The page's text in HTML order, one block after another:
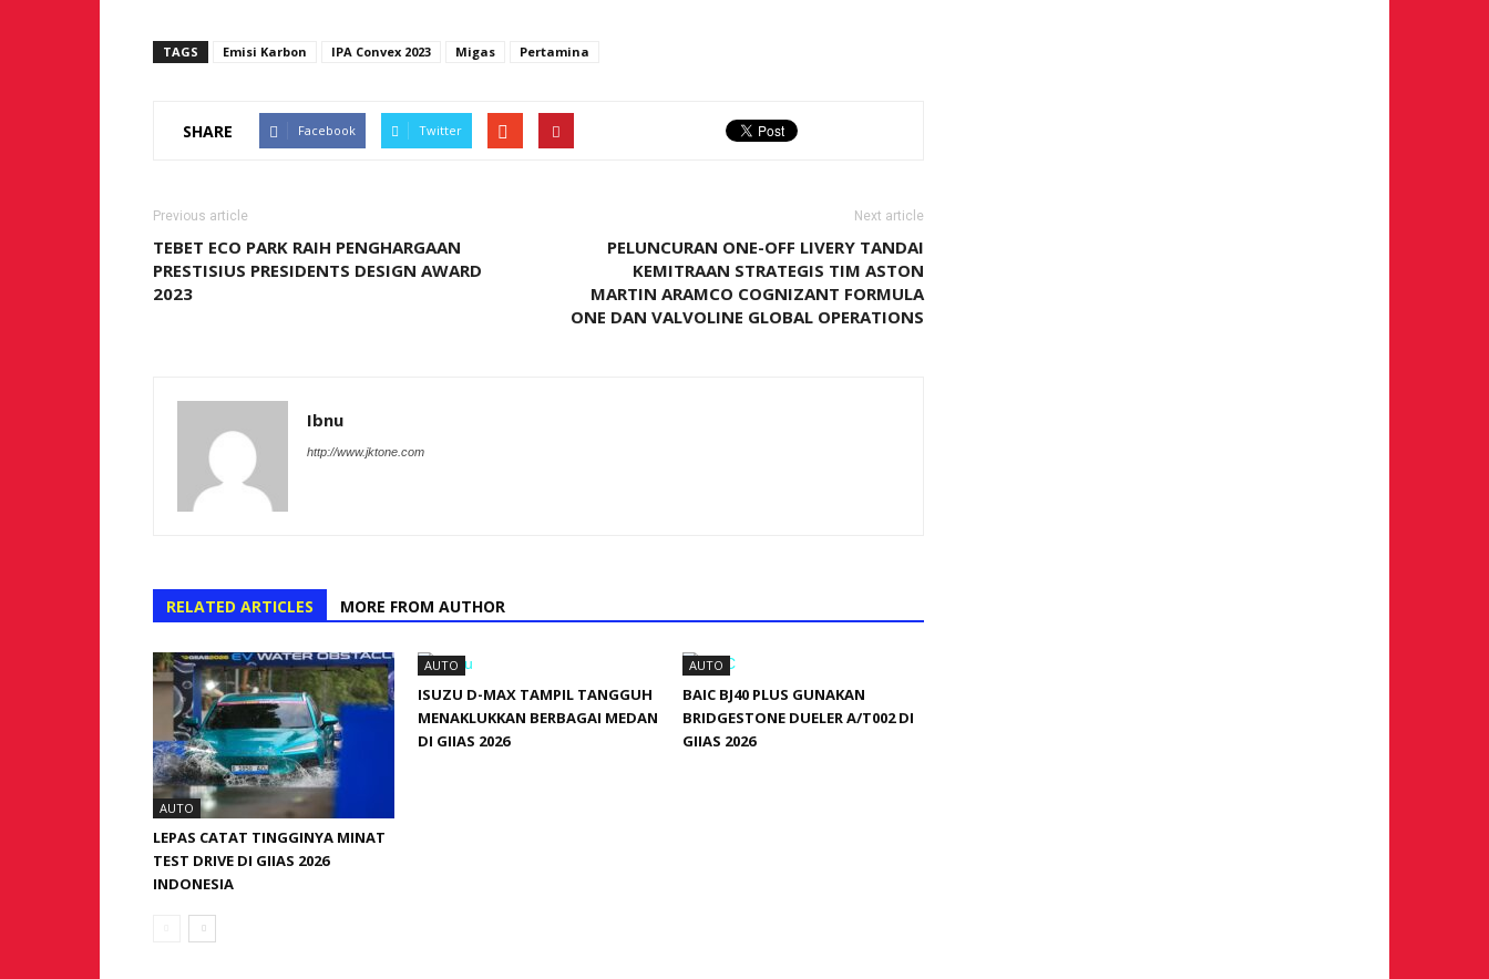
TAGS Emisi Karbon IPA Convex 2023 Migas Pertamina
SHARE Facebook Twitter
Previous article
TEBET ECO PARK RAIH PENGHARGAAN
PRESTISIUS PRESIDENTS DESIGN AWARD
2023
Next article
PELUNCURAN ONE-OFF LIVERY TANDAI
KEMITRAAN STRATEGIS TIM ASTON
MARTIN ARAMCO COGNIZANT FORMULA
ONE DAN VALVOLINE GLOBAL OPERATIONS
Ibnu
http://www.jktone.com
RELATED ARTICLES MORE FROM AUTHOR
AUTO
LEPAS CATAT TINGGINYA MINAT
TEST DRIVE DI GIIAS 2026
INDONESIA
AUTO
ISUZU D-MAX TAMPIL TANGGUH
MENAKLUKKAN BERBAGAI MEDAN
DI GIIAS 2026
AUTO
BAIC BJ40 PLUS GUNAKAN
BRIDGESTONE DUELER A/T002 DI
GIIAS 2026